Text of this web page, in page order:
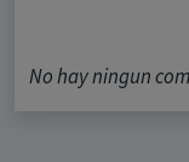
No hay ningun